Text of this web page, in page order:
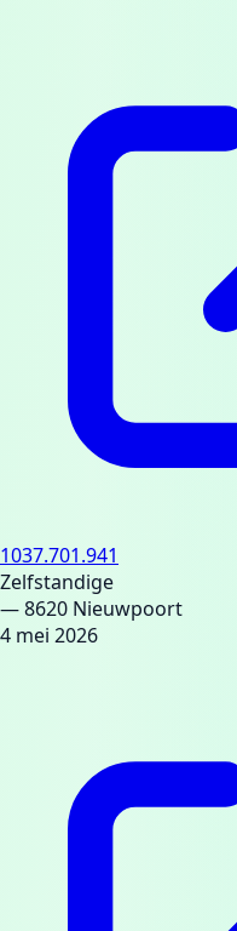
1037.701.941
Zelfstandige
— 8620 Nieuwpoort
4 mei 2026